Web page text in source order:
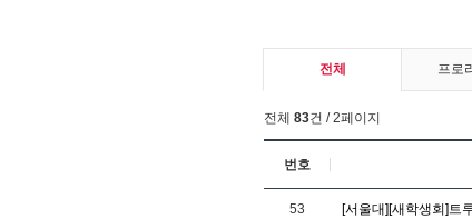
전체 프로
전체 83건 / 2페이지
번호
53 [서울대][새학생회]트